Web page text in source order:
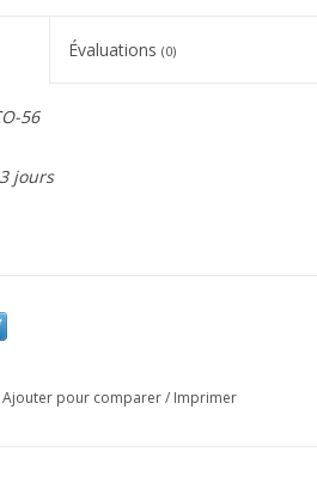
Évaluations (0)
56
jours
Ajouter pour comparer/ Imprimer